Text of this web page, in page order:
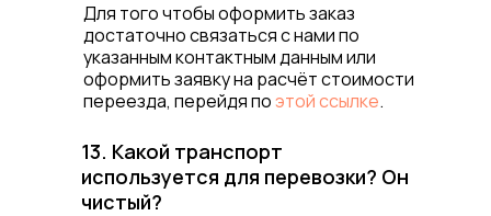
13. Какой транспорт
используется для перевозки? Он
чистый?
Для того чтобы оформить заказ
достаточно связаться с нами по
указанным контактным данным или
оформить заявку на расчёт стоимости
переезда, перейдя поэтой ссылке.